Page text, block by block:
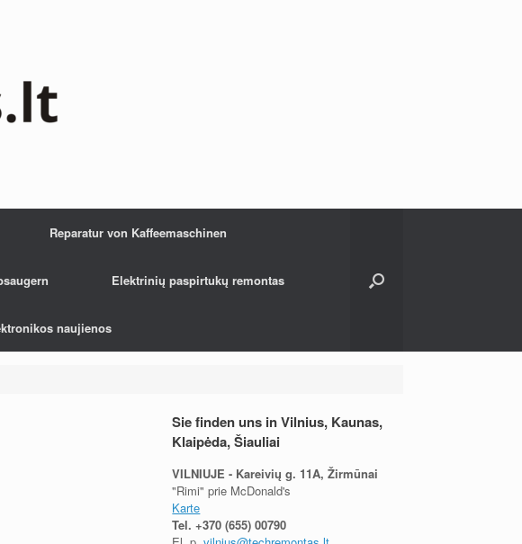
Reparatur von Kaffeemaschinen
Elektrinių paspirtukų remontas
naujienos
Sie finden uns in Vilnius, Kaunas,
Klaipėda, Šiauliai
VILNIUJE - Kareivių g. 11A, Žirmūnai
"Rimi" prie McDonald's
Karte
Tel.+370 (655) 00790